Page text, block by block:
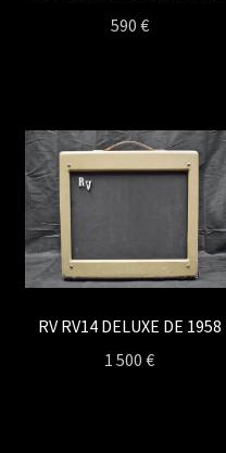
590 €
RV RV14 DELUXE DE 1958
1 500€